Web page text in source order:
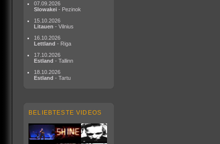
07.09.2026
Slowakei - Pezinok
15.10.2026
Litauen - Vilnius
16.10.2026
Lettland - Riga
17.10.2026
Estland - Tallinn
18.10.2026
Estland - Tartu
BELIEBTESTE VIDEOS